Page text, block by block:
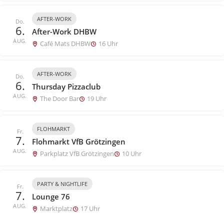
Do.
6.
AUG.
AFTER-WORK
After-Work DHBW
Café Mats DHBW 16 Uhr
Do.
6.
AUG.
AFTER-WORK
Thursday Pizzaclub
The Door Bar 19 Uhr
Fr.
7.
AUG.
FLOHMARKT
Flohmarkt VfB Grötzingen
Parkplatz VfB Grötzingen 10 Uhr
Fr.
7.
AUG.
PARTY & NIGHTLIFE
Lounge 76
Marktplatz 17 Uhr